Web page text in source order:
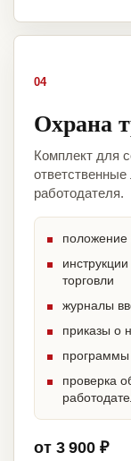
04
Охрана
Комплект для
ответственные
работодателя.
положение
торговли
журналы
приказы о
программы
проверка
от 3 900 ₽